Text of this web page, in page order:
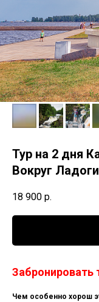
Тур на 2 дня
Вокруг Ладоги
18 900 р.
Забронировать
Чем особенно хорош